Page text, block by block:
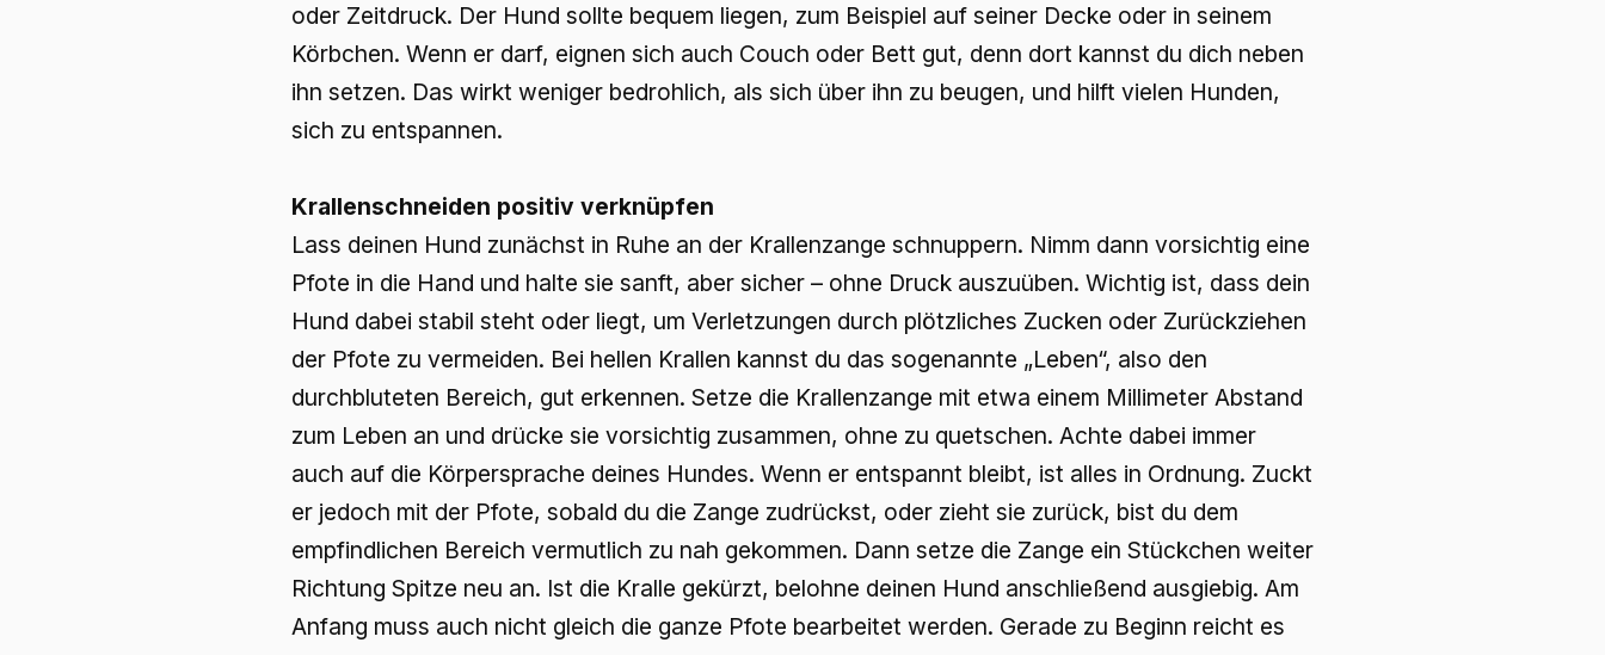
oder Zeitdruck. Der Hund sollte bequem liegen, zum Beispiel auf seiner Decke oder in seinem
Körbchen. Wenn er darf, eignen sich auch Couch oder Bett gut, denn dort kannst du dich neben
ihn setzen. Das wirkt weniger bedrohlich, als sich über ihn zu beugen, und hilft vielen Hunden,
sich zu entspannen.
Krallenschneiden positiv verknüpfen
Lass deinen Hund zunächst in Ruhe an der Krallenzange schnuppern. Nimm dann vorsichtig eine
Pfote in die Hand und halte sie sanft, aber sicher – ohne Druck auszuüben. Wichtig ist, dass dein
Hund dabei stabil steht oder liegt, um Verletzungen durch plötzliches Zucken oder Zurückziehen
der Pfote zu vermeiden. Bei hellen Krallen kannst du das sogenannte „Leben“, also den
durchbluteten Bereich, gut erkennen. Setze die Krallenzange mit etwa einem Millimeter Abstand
zum Leben an und drücke sie vorsichtig zusammen, ohne zu quetschen. Achte dabei immer
auch auf die Körpersprache deines Hundes. Wenn er entspannt bleibt, ist alles in Ordnung. Zuckt
er jedoch mit der Pfote, sobald du die Zange zudrückst, oder zieht sie zurück, bist du dem
empfindlichen Bereich vermutlich zu nah gekommen. Dann setze die Zange ein Stückchen weiter
Richtung Spitze neu an. Ist die Kralle gekürzt, belohne deinen Hund anschließend ausgiebig. Am
Anfang muss auch nicht gleich die ganze Pfote bearbeitet werden. Gerade zu Beginn reicht es